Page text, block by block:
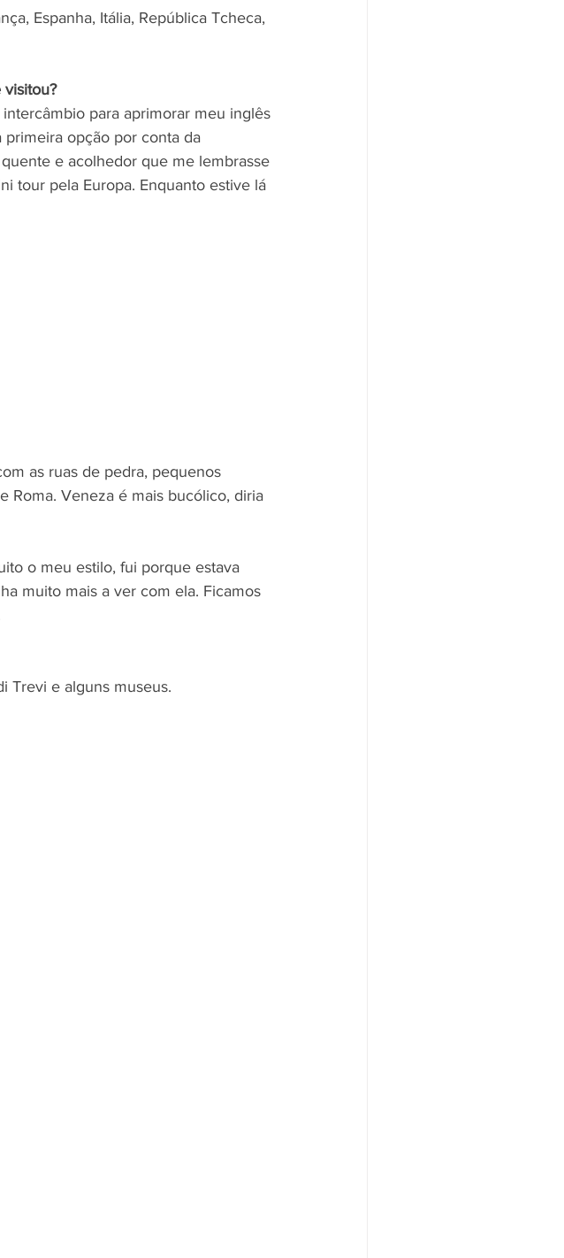
Espanha, Itália, República Tcheca,
visitou?
para aprimorar meu inglês
opção por conta da
e acolhedor que me lembrasse
tour pela Europa. Enquanto estive lá
as ruas de pedra, pequenos
Roma. Veneza é mais bucólico, diria
o meu estilo, fui porque estava
muito mais a ver com ela. Ficamos
Trevi e alguns museus.